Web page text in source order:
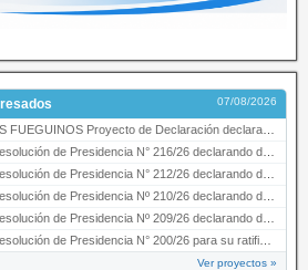
07/08/2026
Proyecto de Declaración declarando de interés provincial PRESIDENCI…
de Presidencia N° 216/26 declarando de interés provincial la labor …
de Presidencia N° 212/26 declarando de interés provincial el “50° A…
de Presidencia Nº 210/26 declarando de interés provincial el proyec…
de Presidencia Nº 209/26 declarando de interés provincial la presen…
de Presidencia N° 200/26 para su ratificación.
Ver proyectos »